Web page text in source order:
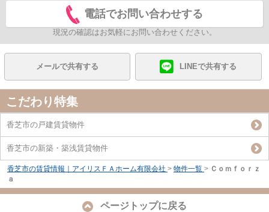
電話でお問い合わせする
現況の確認はお気軽にお問い合わせください。
メールで共有する LINEで共有する
こだわり特集
香芝市の戸建賃貸物件
香芝市の新築・築浅賃貸物件
香芝市の賃貸情報｜アイリスＦＡホーム有限会社 > 物件一覧 > Ｃｏｍｆｏｒｚ
ａ
ページトップに戻る